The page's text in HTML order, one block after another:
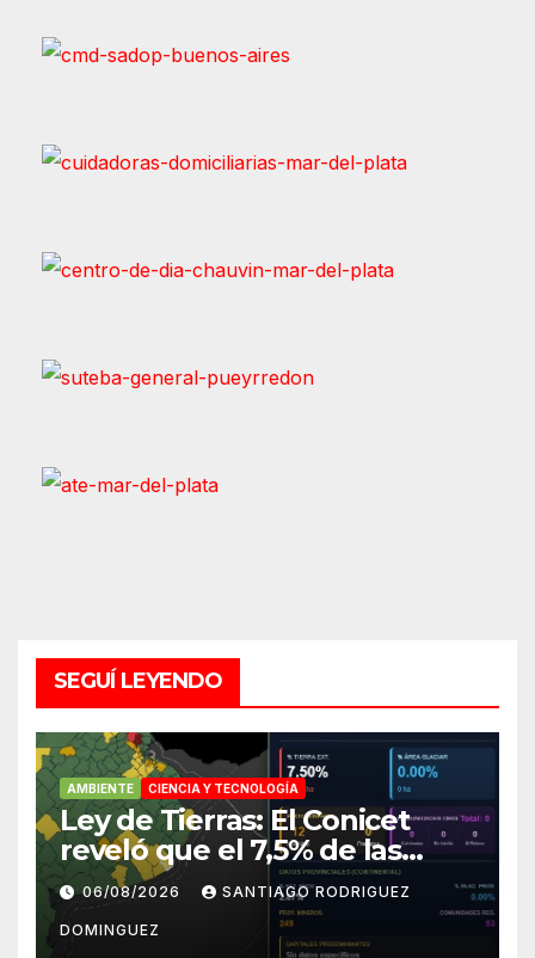
SEGUÍ LEYENDO
AMBIENTE CIENCIA Y TECNOLOGÍA
Ley de Tierras: El Conicet
reveló que el 7,5% de las
tierras rurales de Mar del
Plata pertenecen a
extranjeros
06/08/2026 SANTIAGO RODRIGUEZ
DOMINGUEZ